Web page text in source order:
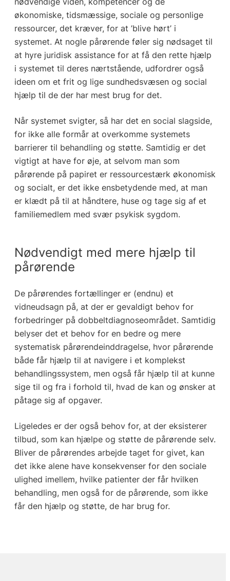
økonomiske, tidsmæssige, sociale og personlige
ressourcer, det kræver, for at ’blive hørt’ i
systemet. At nogle pårørende føler sig nødsaget til
at hyre juridisk assistance for at få den rette hjælp
i systemet til deres nærtstående, udfordrer også
ideen om et frit og lige sundhedsvæsen og social
hjælp til de der har mest brug for det.
Når systemet svigter, så har det en social slagside,
for ikke alle formår at overkomme systemets
barrierer til behandling og støtte. Samtidig er det
vigtigt at have for øje, at selvom man som
pårørende på papiret er ressourcestærk økonomisk
og socialt, er det ikke ensbetydende med, at man
er klædt på til at håndtere, huse og tage sig af et
familiemedlem med svær psykisk sygdom.
Nødvendigt med mere hjælp til
pårørende
De pårørendes fortællinger er (endnu) et
vidneudsagn på, at der er gevaldigt behov for
forbedringer på dobbeltdiagnoseområdet. Samtidig
belyser det et behov for en bedre og mere
systematisk pårørendeinddragelse, hvor pårørende
både får hjælp til at navigere i et komplekst
behandlingssystem, men også får hjælp til at kunne
sige til og fra i forhold til, hvad de kan og ønsker at
påtage sig af opgaver.
Ligeledes er der også behov for, at der eksisterer
tilbud, som kan hjælpe og støtte de pårørende selv.
Bliver de pårørendes arbejde taget for givet, kan
det ikke alene have konsekvenser for den sociale
ulighed imellem, hvilke patienter der får hvilken
behandling, men også for de pårørende, som ikke
får den hjælp og støtte, de har brug for.